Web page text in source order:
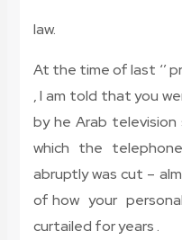
law.
At the time of last ‘’
, I am told that you
by he Arab
which the
abruptly was cut –
of how your
curtailed for years .